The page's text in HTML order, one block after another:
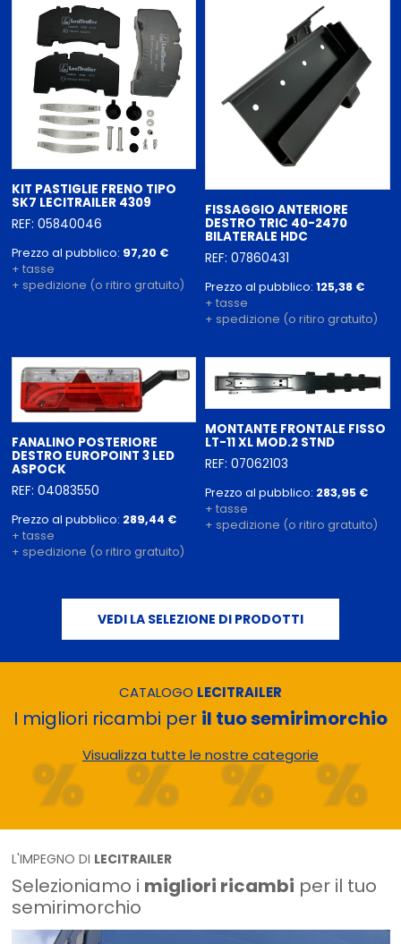
KIT PASTIGLIE FRENO TIPO
SK7 LECITRAILER 4309
REF: 05840046
Prezzo al pubblico: 97,20 €
+ tasse
+ spedizione (o ritiro gratuito)
FISSAGGIO ANTERIORE
DESTRO TRIC 40-2470
BILATERALE HDC
REF: 07860431
Prezzo al pubblico: 125,38 €
+ tasse
+ spedizione (o ritiro gratuito)
FANALINO POSTERIORE
DESTRO EUROPOINT 3 LED
ASPOCK
REF: 04083550
Prezzo al pubblico: 289,44 €
+ tasse
+ spedizione (o ritiro gratuito)
MONTANTE FRONTALE FISSO
LT-11 XL MOD.2 STND
REF: 07062103
Prezzo al pubblico: 283,95 €
+ tasse
+ spedizione (o ritiro gratuito)
VEDI LA SELEZIONE DI PRODOTTI
CATALOGO LECITRAILER
I migliori ricambi per il tuo semirimorchio
Visualizza tutte le nostre categorie
L'IMPEGNO DI LECITRAILER
Selezioniamo i migliori ricambi per il tuo
semirimorchio